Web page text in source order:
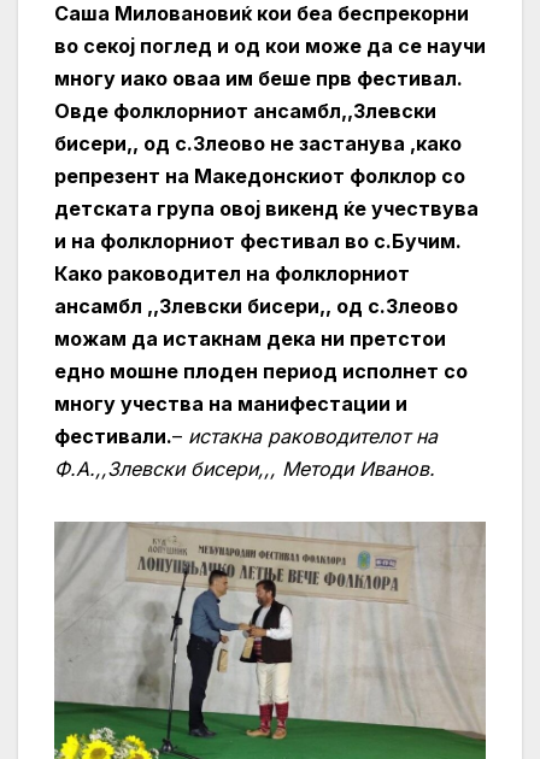
Саша Миловановиќ кои беа беспрекорни
во секој поглед и од кои може да се научи
многу иако оваа им беше прв фестивал.
Овде фолклорниот ансамбл,,Злевски
бисери,, од с.Злеово не застанува ,како
репрезент на Македонскиот фолклор со
детската група овој викенд ќе учествува
и на фолклорниот фестивал во с.Бучим.
Како раководител на фолклорниот
ансамбл ,,Злевски бисери,, од с.Злеово
можам да истакнам дека ни претстои
едно мошне плоден период исполнет со
многу учества на манифестации и
фестивали.– истакна раководителот на
Ф.А.,,Злевски бисери,,, Методи Иванов.